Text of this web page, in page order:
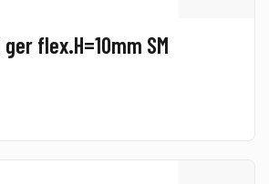
ger flex.H=10mm SM